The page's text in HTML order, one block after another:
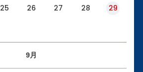
25 26 27 28
29
9月